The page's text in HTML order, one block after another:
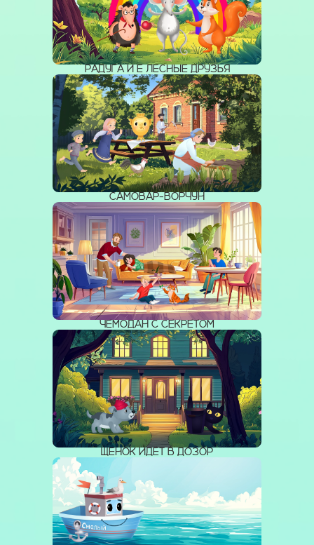
РАДУГА И Е ЛЕСНЫЕ ДРУЗЬЯ
САМОВАР-ВОРЧУН
ЧЕМОДАН С СЕКРЕТОМ
ЩЕНОК ИДЁТ В ДОЗОР